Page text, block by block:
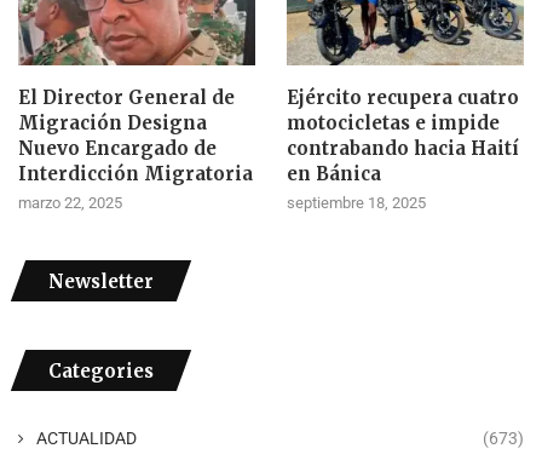
El Director General de
Migración Designa
Nuevo Encargado de
Interdicción Migratoria
marzo 22, 2025
Ejército recupera cuatro
motocicletas e impide
contrabando hacia Haití
en Bánica
septiembre 18, 2025
Newsletter
Categories
ACTUALIDAD (673)